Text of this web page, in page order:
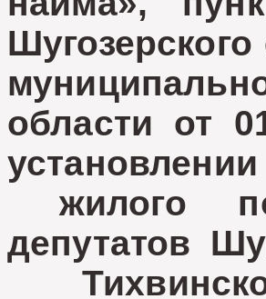
области от
жилого
депутатов